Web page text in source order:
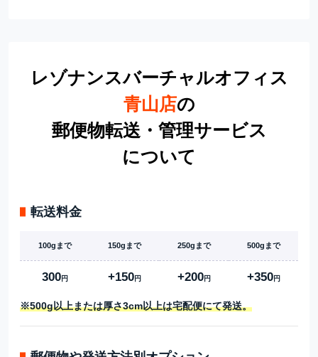
レゾナンスバーチャルオフィス
青山店の
郵便物転送・管理サービス
について
転送料金
100gまで 150gまで 250gまで 500gまで
300円 +150円 +200円 +350円
※500g以上または厚さ3cm以上は宅配便にて発送。